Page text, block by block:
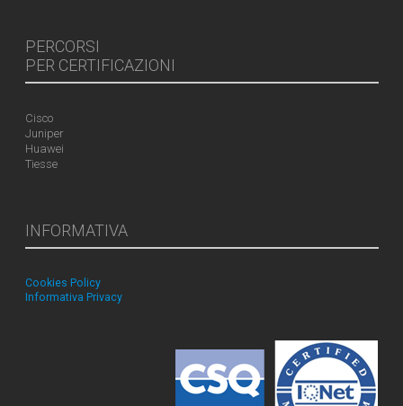
PERCORSI
PER CERTIFICAZIONI
Cisco
Juniper
Huawei
Tiesse
INFORMATIVA
Cookies Policy
Informativa Privacy